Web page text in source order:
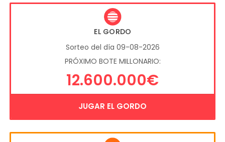
EL GORDO
Sorteo del día 09-08-2026
PRÓXIMO BOTE MILLONARIO:
12.600.000€
JUGAR EL GORDO